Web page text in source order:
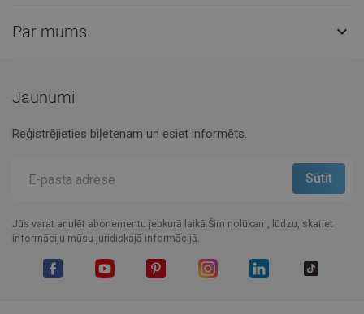
Par mums 
Jaunumi
Reģistrējieties biļetenam un esiet informēts.
Jūs varat anulēt abonementu jebkurā laikā.Šim nolūkam, lūdzu, skatiet
informāciju mūsu juridiskajā informācijā.